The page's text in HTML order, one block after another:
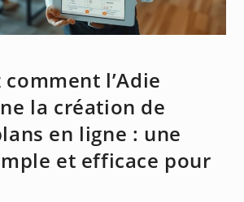
l’Adie
la création de
en ligne : une
et efficace pour